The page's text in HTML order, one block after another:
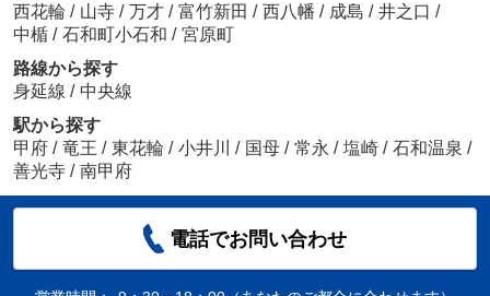
西花輪 / 山寺 / 万才 / 富竹新田 / 西八幡 / 成島 / 井之口 /
中楯 / 石和町小石和 / 宮原町
路線から探す
身延線 / 中央線
駅から探す
甲府 / 竜王 / 東花輪 / 小井川 / 国母 / 常永 / 塩崎 / 石和温泉 /
善光寺 / 南甲府
電話でお問い合わせ